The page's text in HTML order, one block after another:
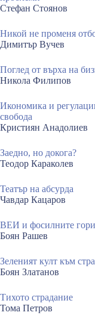
Стефан Стоянов
Никой не променя
Димитър Вучев
Поглед от върха на
Никола Филипов
Икономика и
свобода
Кристиян Анадолиев
Заедно, но докога?
Теодор Караколев
Театър на абсурда
Чавдар Кацаров
ВЕИ и фосилните
Боян Рашев
Зеленият култ към
Боян Златанов
Тихото страдание
Тома Петров